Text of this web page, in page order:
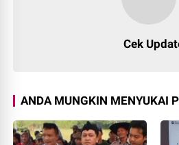
Cek
ANDA MUNGKIN MENYUKAI